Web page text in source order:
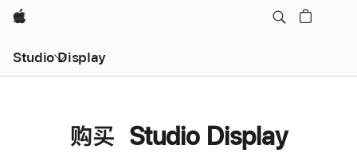
Apple
Studio Display
购买 Studio Display